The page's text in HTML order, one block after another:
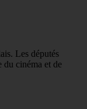
Les députés
du cinéma et de